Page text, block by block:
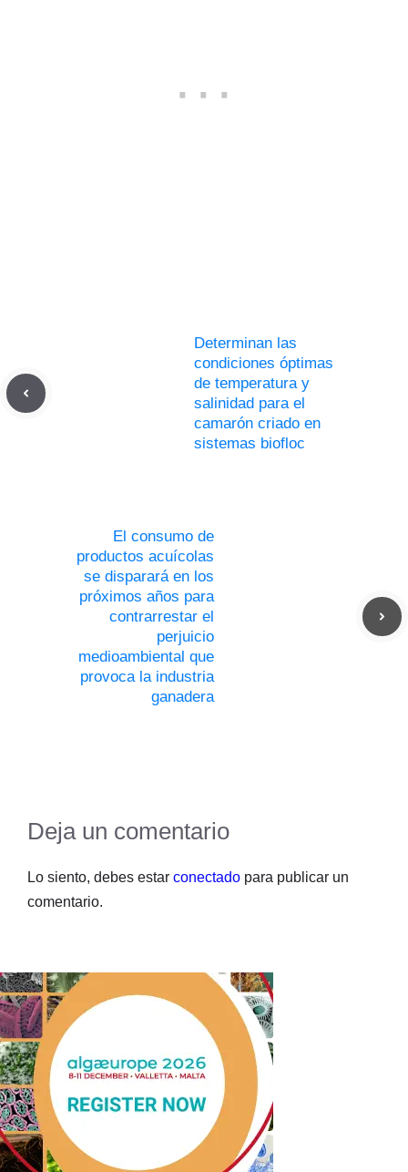
Determinan las
condiciones óptimas
de temperatura y
salinidad para el
camarón criado en
sistemas biofloc
El consumo de
productos acuícolas
se disparará en los
próximos años para
contrarrestar el
perjuicio
medioambiental que
provoca la industria
ganadera
Deja un comentario
Lo siento, debes estar conectado para publicar un
comentario.